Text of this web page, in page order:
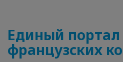
Единый
французских